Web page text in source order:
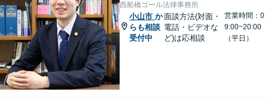
西船橋ゴール法律事務所
小山市 か
らも相談
受付中
面談方法(対面・
電話・ビデオな
ど)は応相談
営業時間：0
9:00~20:00
（平日）